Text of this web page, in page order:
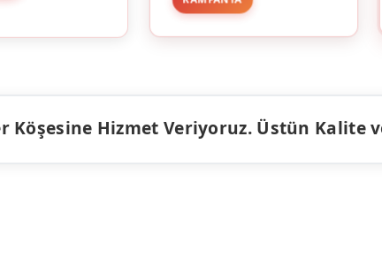
Köşesine Hizmet Veriyoruz. Üstün Kalite